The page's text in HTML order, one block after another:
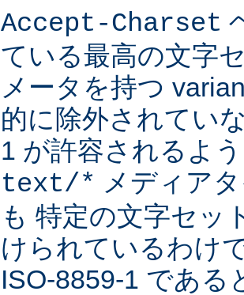
Accept-Charset
ている最高の文字
メータを持つ
的に除外されてい
1 が許容されるよ
text/* メディア
も 特定の文字セッ
けられているわけ
ISO-8859-1 である